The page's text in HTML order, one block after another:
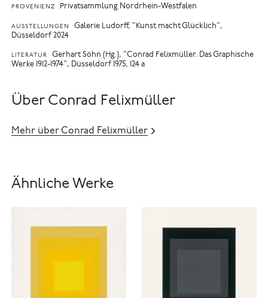
PROVENIENZ Privatsammlung Nordrhein-Westfalen
AUSSTELLUNGEN
Galerie Ludorff, "Kunst macht Glücklich",
Düsseldorf 2024
LITERATUR
Gerhart Söhn (Hg.), "Conrad Felixmüller. Das Graphische
Werke 1912-1974", Düsseldorf 1975, 124 a
Über Conrad Felixmüller
Mehr über Conrad Felixmüller
Ähnliche Werke